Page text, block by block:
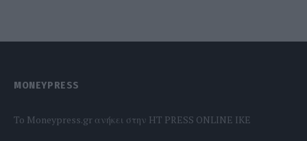
MONEYPRESS
To Moneypress.gr ανήκει στην HT PRESS ONLINE IKE